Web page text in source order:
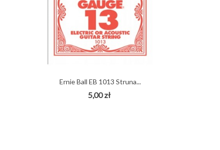
Ernie Ball EB 1013 Struna...
5,00 zł